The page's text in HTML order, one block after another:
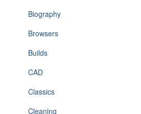
Biography
Browsers
Builds
CAD
Classics
Cleaning